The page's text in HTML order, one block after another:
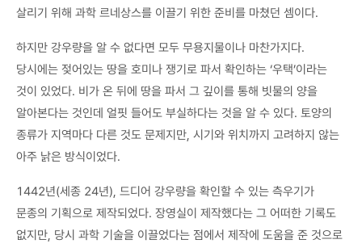
살리기 위해 과학 르네상스를 이끌기 위한 준비를 마쳤던 셈이다.
하지만 강우량을 알 수 없다면 모두 무용지물이나 마찬가지다.
당시에는 젖어있는 땅을 호미나 쟁기로 파서 확인하는 ‘우택’이라는
것이 있었다. 비가 온 뒤에 땅을 파서 그 깊이를 통해 빗물의 양을
알아본다는 것인데 얼핏 들어도 부실하다는 것을 알 수 있다. 토양의
종류가 지역마다 다른 것도 문제지만, 시기와 위치까지 고려하지 않는
아주 낡은 방식이었다.
1442년(세종 24년), 드디어 강우량을 확인할 수 있는 측우기가
문종의 기획으로 제작되었다. 장영실이 제작했다는 그 어떠한 기록도
없지만, 당시 과학 기술을 이끌었다는 점에서 제작에 도움을 준 것으로